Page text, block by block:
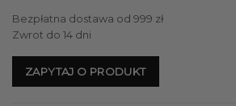
Bezpłatna dostawa od 999 zł
Zwrot do 14 dni
ZAPYTAJ O PRODUKT